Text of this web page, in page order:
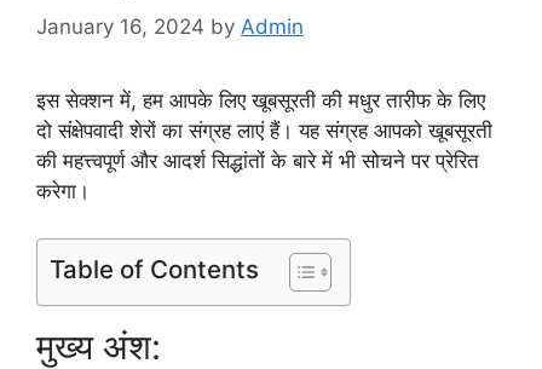
January 16, 2024 by Admin
इस सेक्शन में, हम आपके लिए खूबसूरती की मधुर तारीफ के लिए
दो संक्षेपवादी शेरों का संग्रह लाएं हैं। यह संग्रह आपको खूबसूरती
की महत्त्वपूर्ण और आदर्श सिद्धांतों के बारे में भी सोचने पर प्रेरित
करेगा।
Table of Contents
मुख्य अंश: